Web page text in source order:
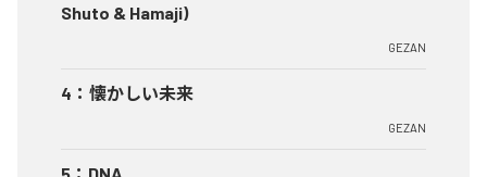
Shuto & Hamaji)
GEZAN
4 ： 懐かしい未来
GEZAN